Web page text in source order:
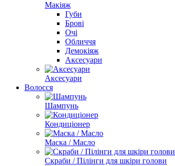
Макіяж
Губи
Брові
Очі
Обличчя
Демокіяж
Аксесуари
Аксесуари
Волосся
Шампунь
Кондиціонер
Маска / Масло
Скраби / Пілінги для шкіри голови